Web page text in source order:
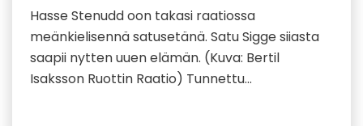
Hasse Stenudd oon takasi raatiossa
meänkielisennä satusetänä. Satu Sigge siiasta
saapii nytten uuen elämän. (Kuva: Bertil
Isaksson Ruottin Raatio) Tunnettu…